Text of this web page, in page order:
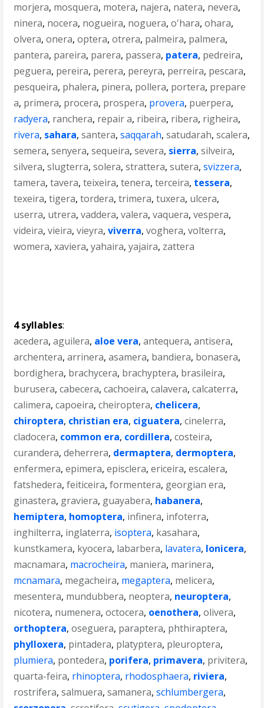
morjera, mosquera, motera, najera, natera, nevera,
ninera, nocera, nogueira, noguera,o'hara,ohara,
olvera,onera,optera,otrera, palmeira, palmera,
pantera, pareira, parera, passera, patera, pedreira,
peguera, pereira, perera, pereyra, perreira, pescara,
pesqueira, phalera, pinera, pollera, portera, prepare
a, primera, procera, prospera, provera, puerpera,
radyera, ranchera, repair a, ribeira, ribera, righeira,
rivera, sahara,santera,saqqarah,satudarah,scalera,
semera,senyera,sequeira,severa, sierra,silveira,
silvera,slugterra,solera,strattera,sutera,svizzera,
tamera,tavera,teixeira,tenera,terceira, tessera,
texeira,tigera,tordera,trimera,tuxera, ulcera,
userra, utrera,vaddera,valera,vaquera,vespera,
videira,vieira,vieyra,viverra,voghera,volterra,
womera,xaviera,yahaira,yajaira, zattera
4 syllables:
acedera,aguilera, aloe vera,antequera,antisera,
archentera,arrinera,asamera, bandiera, bonasera,
bordighera, brachycera, brachyptera, brasileira,
burusera,cabecera,cachoeira,calavera,calcaterra,
calimera,capoeira,cheiroptera, chelicera,
chiroptera, christian era, ciguatera,cinelerra,
cladocera, common era, cordillera,costeira,
curandera,deherrera, dermaptera, dermoptera,
enfermera,epimera,episclera,ericeira,escalera,
fatshedera,feiticeira,formentera, georgian era,
ginastera, graviera, guayabera, habanera,
hemiptera, homoptera, infinera, infoterra,
inghilterra, inglaterra, isoptera, kasahara,
kunstkamera, kyocera, labarbera, lavatera, lonicera,
macnamara, macrocheira, maniera, marinera,
mcnamara, megacheira, megaptera, melicera,
mesentera, mundubbera, neoptera, neuroptera,
nicotera, numenera,octocera, oenothera,olivera,
orthoptera,oseguera, paraptera, phthiraptera,
phylloxera, pintadera, platyptera, pleuroptera,
plumiera, pontedera, porifera, primavera, privitera,
quarta-feira, rhinoptera, rhodosphaera, riviera,
rostrifera,salmuera,samanera,schlumbergera,